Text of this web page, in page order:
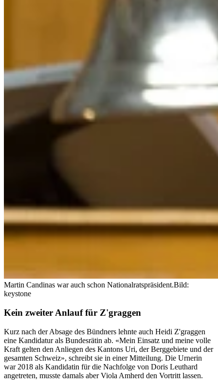
Martin Candinas war auch schon Nationalratspräsident.Bild:
keystone
Kein zweiter Anlauf für Z'graggen
Kurz nach der Absage des Bündners lehnte auch Heidi Z'graggen
eine Kandidatur als Bundesrätin ab. «Mein Einsatz und meine volle
Kraft gelten den Anliegen des Kantons Uri, der Berggebiete und der
gesamten Schweiz», schreibt sie in einer Mitteilung. Die Urnerin
war 2018 als Kandidatin für die Nachfolge von Doris Leuthard
angetreten, musste damals aber Viola Amherd den Vortritt lassen.